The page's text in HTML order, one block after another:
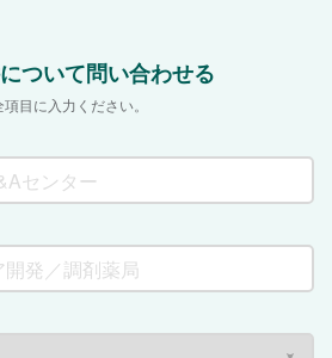
ついて問い合わせる
目に入力ください。